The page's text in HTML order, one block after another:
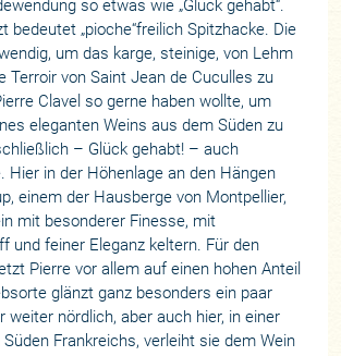
so etwas wie „Glück gehabt“.
bedeutet „pioche“freilich Spitzhacke. Die
um das karge, steinige, von Lehm
Terroir von Saint Jean de Cuculles zu
Clavel so gerne haben wollte, um
eleganten Weins aus dem Süden zu
– Glück gehabt! – auch
Hier in der Höhenlage an den Hängen
einem der Hausberge von Montpellier,
mit besonderer Finesse, mit
und feiner Eleganz keltern. Für den
Pierre vor allem auf einen hohen Anteil
glänzt ganz besonders ein paar
weiter nördlich, aber auch hier, in einer
Frankreichs, verleiht sie dem Wein